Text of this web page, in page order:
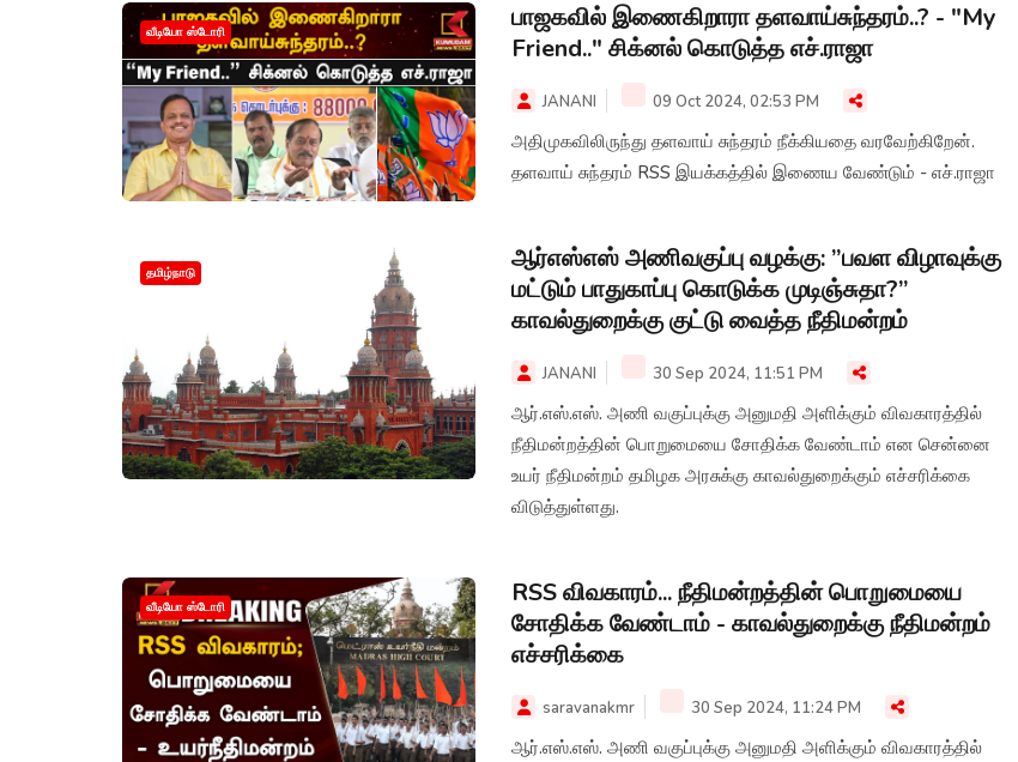
வீடியோ ஸ்டோரி
பாஜகவில் இணைகிறாரா தளவாய்சுந்தரம்..? - "My
Friend.." சிக்னல் கொடுத்த எச்.ராஜா
JANANI 09 Oct 2024, 02:53 PM
அதிமுகவிலிருந்து தளவாய் சுந்தரம் நீக்கியதை வரவேற்கிறேன்.
தளவாய் சுந்தரம் RSS இயக்கத்தில் இணைய வேண்டும் - எச்.ராஜா
தமிழ்நாடு
ஆர்எஸ்எஸ் அணிவகுப்பு வழக்கு: ”பவள விழாவுக்கு
மட்டும் பாதுகாப்பு கொடுக்க முடிஞ்சுதா?”
காவல்துறைக்கு குட்டு வைத்த நீதிமன்றம்
JANANI 30 Sep 2024, 11:51 PM
ஆர்.எஸ்.எஸ். அணி வகுப்புக்கு அனுமதி அளிக்கும் விவகாரத்தில்
நீதிமன்றத்தின் பொறுமையை சோதிக்க வேண்டாம் என சென்னை
உயர் நீதிமன்றம் தமிழக அரசுக்கு காவல்துறைக்கும் எச்சரிக்கை
விடுத்துள்ளது.
வீடியோ ஸ்டோரி
RSS விவகாரம்... நீதிமன்றத்தின் பொறுமையை
சோதிக்க வேண்டாம் - காவல்துறைக்கு நீதிமன்றம்
எச்சரிக்கை
saravanakmr 30 Sep 2024, 11:24 PM
ஆர்.எஸ்.எஸ். அணி வகுப்புக்கு அனுமதி அளிக்கும் விவகாரத்தில்